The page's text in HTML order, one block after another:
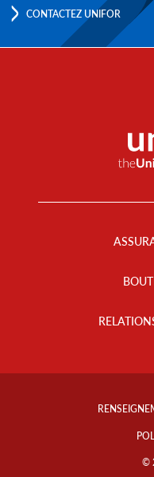
CONTACTEZ UNIFOR
Footer
©